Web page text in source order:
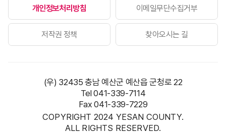
개인정보처리방침 이메일무단수집거부
저작권 정책 찾아오시는 길
(우) 32435 충남 예산군 예산읍 군청로 22
Tel 041-339-7114
Fax 041-339-7229
COPYRIGHT 2024 YESAN COUNTY.
ALL RIGHTS RESERVED.